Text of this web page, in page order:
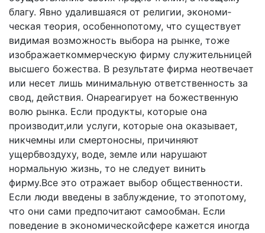
благу. Явно удалившаяся от религии, экономи­
ческая теория, особеннопотому, что существует
видимая возможность выбора на рынке, тоже
изображаеткоммер­ческую фирму служительницей
высшего божества. В ре­зультате фирма неотвечает
или несет лишь минимальную ответственность за
свод, действия. Онареагирует на боже­ственную
волю рынка. Если продукты, которые она
производит,или услуги, которые она оказывает,
никчемны или смертоносны, причиняют
ущербвоздуху, воде, земле или нарушают
нормальную жизнь, то не следует винить
фирму.Все это отражает выбор общественности.
Если люди введены в заблуждение, то этопотому,
что они сами предпочитают самообман. Если
поведение в экономиче­скойсфере кажется иногда